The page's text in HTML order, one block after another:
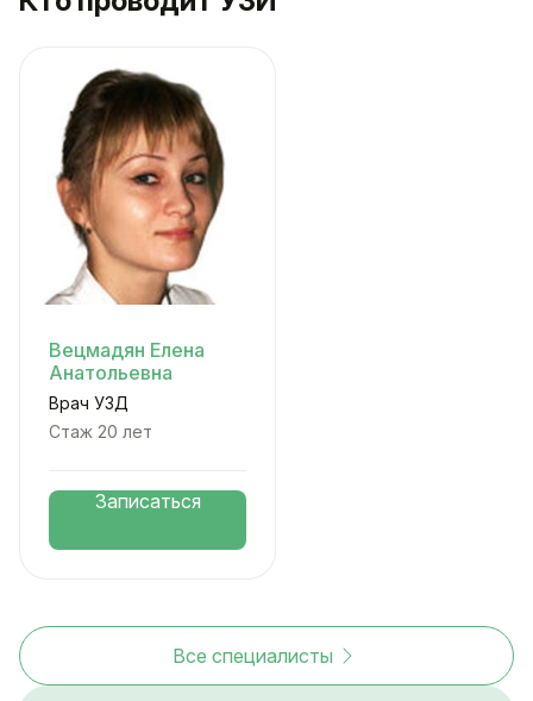
Вецмадян Елена
Анатольевна
Врач УЗД
Стаж 20 лет
Записаться
Все специалисты